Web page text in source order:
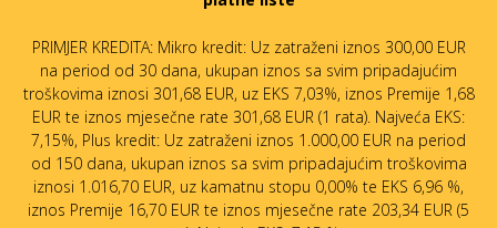
PRIMJER KREDITA: Mikro kredit: Uz zatraženi iznos 300,00 EUR
na period od 30 dana, ukupan iznos sa svim pripadajućim
troškovima iznosi 301,68 EUR, uz EKS 7,03%, iznos Premije 1,68
EUR te iznos mjesečne rate 301,68 EUR (1 rata). Najveća EKS:
7,15%, Plus kredit: Uz zatraženi iznos 1.000,00 EUR na period
od 150 dana, ukupan iznos sa svim pripadajućim troškovima
iznosi 1.016,70 EUR, uz kamatnu stopu 0,00% te EKS 6,96 %,
iznos Premije 16,70 EUR te iznos mjesečne rate 203,34 EUR (5